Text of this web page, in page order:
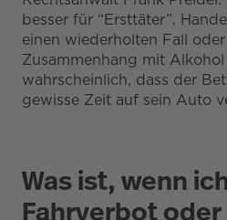
besser für “Ersttäter”.
einen wiederholten Fall
Zusammenhang mit
wahrscheinlich, dass der
gewisse Zeit auf sein Auto
Was ist, wenn
Fahrverbot oder